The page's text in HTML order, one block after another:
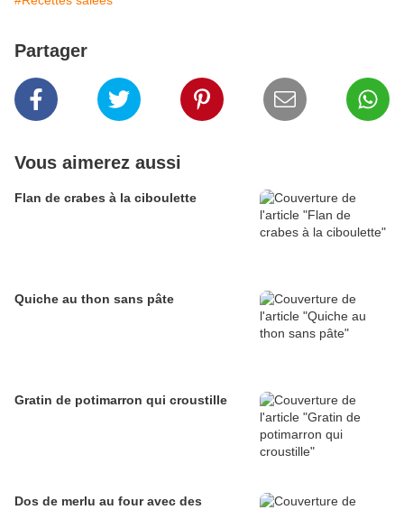
Partager
Vous aimerez aussi
Flan de crabes à la ciboulette
Quiche au thon sans pâte
Gratin de potimarron qui croustille
Dos de merlu au four avec des